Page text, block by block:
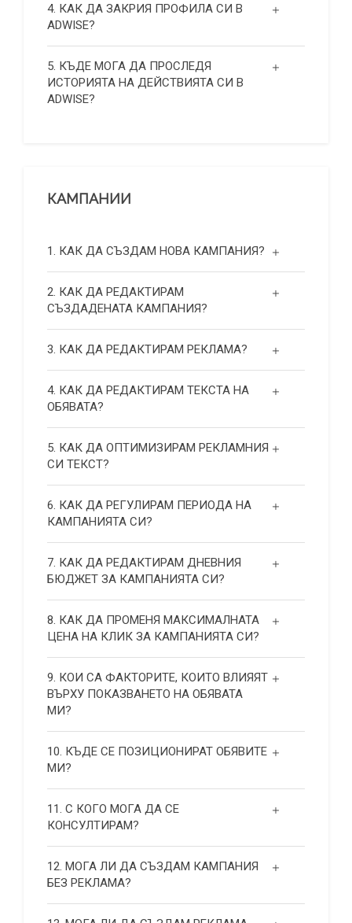
4. КАК ДА ЗАКРИЯ ПРОФИЛА СИ В
ADWISE?
5. КЪДЕ МОГА ДА ПРОСЛЕДЯ
ИСТОРИЯТА НА ДЕЙСТВИЯТА СИ В
ADWISE?
КАМПАНИИ
1. КАК ДА СЪЗДАМ НОВА КАМПАНИЯ?
2. КАК ДА РЕДАКТИРАМ
СЪЗДАДЕНАТА КАМПАНИЯ?
3. КАК ДА РЕДАКТИРАМ РЕКЛАМА?
4. КАК ДА РЕДАКТИРАМ ТЕКСТА НА
ОБЯВАТА?
5. КАК ДА ОПТИМИЗИРАМ РЕКЛАМНИЯ
СИ ТЕКСТ?
6. КАК ДА РЕГУЛИРАМ ПЕРИОДА НА
КАМПАНИЯТА СИ?
7. КАК ДА РЕДАКТИРАМ ДНЕВНИЯ
БЮДЖЕТ ЗА КАМПАНИЯТА СИ?
8. КАК ДА ПРОМЕНЯ МАКСИМАЛНАТА
ЦЕНА НА КЛИК ЗА КАМПАНИЯТА СИ?
9. КОИ СА ФАКТОРИТЕ, КОИТО ВЛИЯЯТ
ВЪРХУ ПОКАЗВАНЕТО НА ОБЯВАТА
МИ?
10. КЪДЕ СЕ ПОЗИЦИОНИРАТ ОБЯВИТЕ
МИ?
11. С КОГО МОГА ДА СЕ
КОНСУЛТИРАМ?
12. МОГА ЛИ ДА СЪЗДАМ КАМПАНИЯ
БЕЗ РЕКЛАМА?